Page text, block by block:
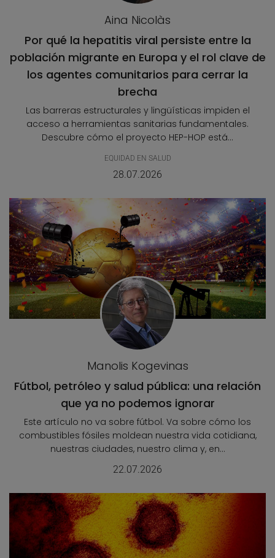
Aina Nicolàs
Por qué la hepatitis viral persiste entre la
población migrante en Europa y el rol clave de
los agentes comunitarios para cerrar la
brecha
Las barreras estructurales y lingüísticas impiden el
acceso a herramientas sanitarias fundamentales.
Descubre cómo el proyecto HEP-HOP está...
EQUIDAD EN SALUD
28.07.2026
Manolis Kogevinas
Fútbol, petróleo y salud pública: una relación
que ya no podemos ignorar
Este artículo no va sobre fútbol. Va sobre cómo los
combustibles fósiles moldean nuestra vida cotidiana,
nuestras ciudades, nuestro clima y, en...
22.07.2026